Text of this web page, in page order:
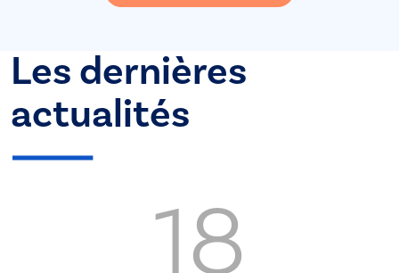
Les dernières
actualités
18